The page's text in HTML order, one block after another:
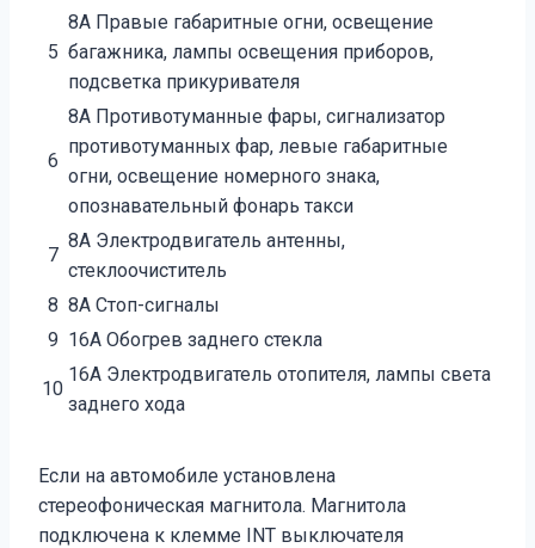
5
8А Правые габаритные огни, освещение
багажника, лампы освещения приборов,
подсветка прикуривателя
6
8А Противотуманные фары, сигнализатор
противотуманных фар, левые габаритные
огни, освещение номерного знака,
опознавательный фонарь такси
7
8А Электродвигатель антенны,
стеклоочиститель
8 8А Стоп-сигналы
9 16А Обогрев заднего стекла
10
16А Электродвигатель отопителя, лампы света
заднего хода
Если на автомобиле установлена
стереофоническая магнитола. Магнитола
подключена к клемме INT выключателя